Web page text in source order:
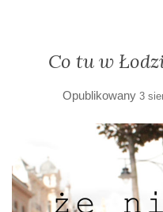
Co tu w
Opublikowany 3